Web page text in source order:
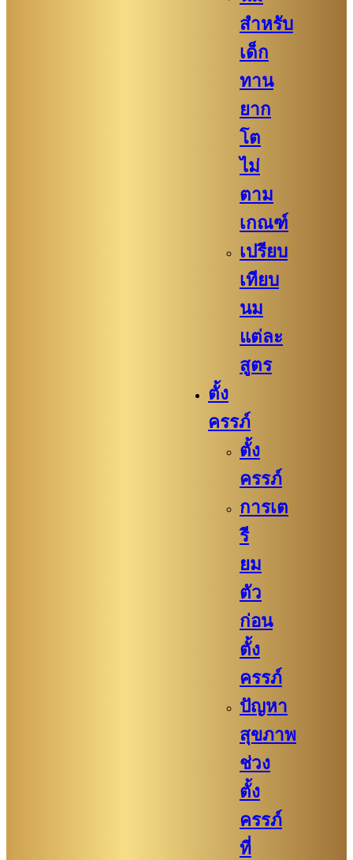
สำหรับ
เด็ก
ทาน
ยาก
โต
ไม่
ตาม
เกณฑ์
เปรียบ
เทียบ
นม
แต่ละ
สูตร
ตั้ง
ครรภ์
ตั้ง
ครรภ์
การเต
รี
ยม
ตัว
ก่อน
ตั้ง
ครรภ์​
ปัญหา
สุขภาพ
ช่วง
ตั้ง
ครรภ์
ที่